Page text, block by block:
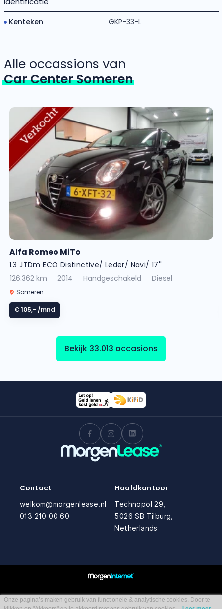
Kenteken GKP-33-L
Alle occassions van
Car Center Someren
Alfa Romeo MiTo
1.3 JTDm ECO Distinctive/ Leder/ Navi/ 17''
126.362 km
2014 Handgeschakeld Diesel
Someren
€ 105,- /mnd
Bekijk 33.013 occasions
Contact
welkom@morgenlease.nl
013 210 00 60
Hoofdkantoor
Technopol 29,
5026 SB Tilburg,
Netherlands
Onze pagina’s maken gebruik van functionele & analytische cookies. Door te